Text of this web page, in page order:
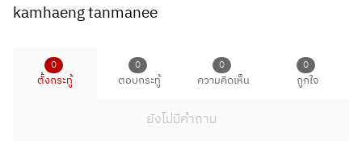
kamhaeng tanmanee
0
ตั้งกระทู้
0
ตอบกระทู้
0
ความคิดเห็น
0
ถูกใจ
ยังไม่มีคำถาม